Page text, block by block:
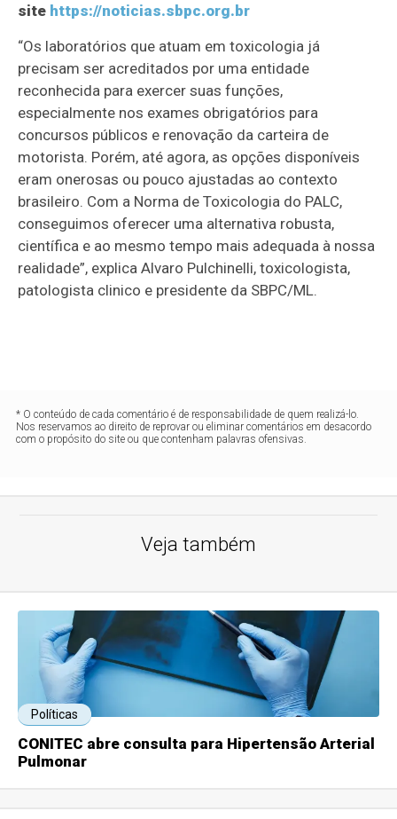
site https://noticias.sbpc.org.br
“Os laboratórios que atuam em toxicologia já
precisam ser acreditados por uma entidade
reconhecida para exercer suas funções,
especialmente nos exames obrigatórios para
concursos públicos e renovação da carteira de
motorista. Porém, até agora, as opções disponíveis
eram onerosas ou pouco ajustadas ao contexto
brasileiro. Com a Norma de Toxicologia do PALC,
conseguimos oferecer uma alternativa robusta,
científica e ao mesmo tempo mais adequada à nossa
realidade”, explica Alvaro Pulchinelli, toxicologista,
patologista clinico e presidente da SBPC/ML.
* O conteúdo de cada comentário é de responsabilidade de quem realizá-lo.
Nos reservamos ao direito de reprovar ou eliminar comentários em desacordo
com o propósito do site ou que contenham palavras ofensivas.
Veja também
Políticas
CONITEC abre consulta para Hipertensão Arterial
Pulmonar